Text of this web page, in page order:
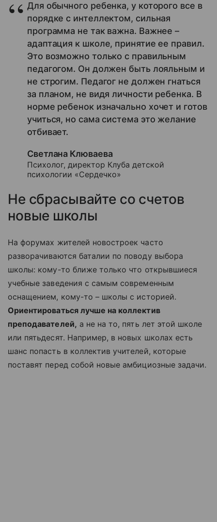
Для обычного ребенка, у которого все в
порядке с интеллектом, сильная
программа не так важна. Важнее –
адаптация к школе, принятие ее правил.
Это возможно только с правильным
педагогом. Он должен быть лояльным и
не строгим. Педагог не должен гнаться
за планом, не видя личности ребенка. В
норме ребенок изначально хочет и готов
учиться, но сама система это желание
отбивает.
Светлана Клюваева
Психолог, директор Клуба детской
психологии «Сердечко»
Не сбрасывайте со счетов
новые школы
На форумах жителей новостроек часто
разворачиваются баталии по поводу выбора
школы: кому-то ближе только что открывшиеся
учебные заведения с самым современным
оснащением, кому-то – школы с историей.
Ориентироваться лучше на коллектив
преподавателей, а не на то, пять лет этой школе
или пятьдесят. Например, в новых школах есть
шанс попасть в коллектив учителей, которые
поставят перед собой новые амбициозные задачи.